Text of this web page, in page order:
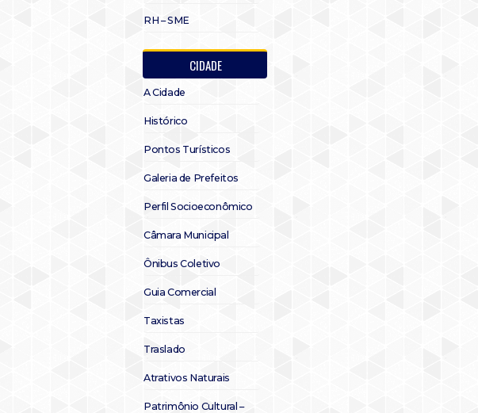
RH – SME
CIDADE
A Cidade
Histórico
Pontos Turísticos
Galeria de Prefeitos
Perfil Socioeconômico
Câmara Municipal
Ônibus Coletivo
Guia Comercial
Taxistas
Traslado
Atrativos Naturais
Patrimônio Cultural –